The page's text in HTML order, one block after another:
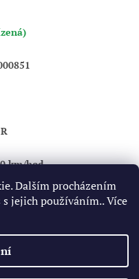
Dalším procházením
jejich používáním.. Více
km/hod